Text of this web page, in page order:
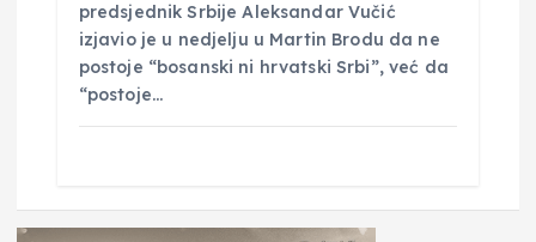
predsjednik Srbije Aleksandar Vučić
izjavio je u nedjelju u Martin Brodu da ne
postoje “bosanski ni hrvatski Srbi”, već da
“postoje…